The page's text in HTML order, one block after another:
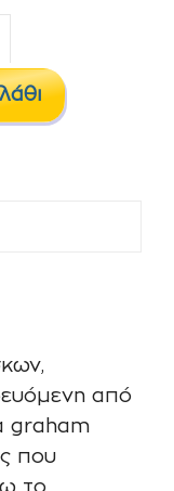
Nightfall
από
graham
που